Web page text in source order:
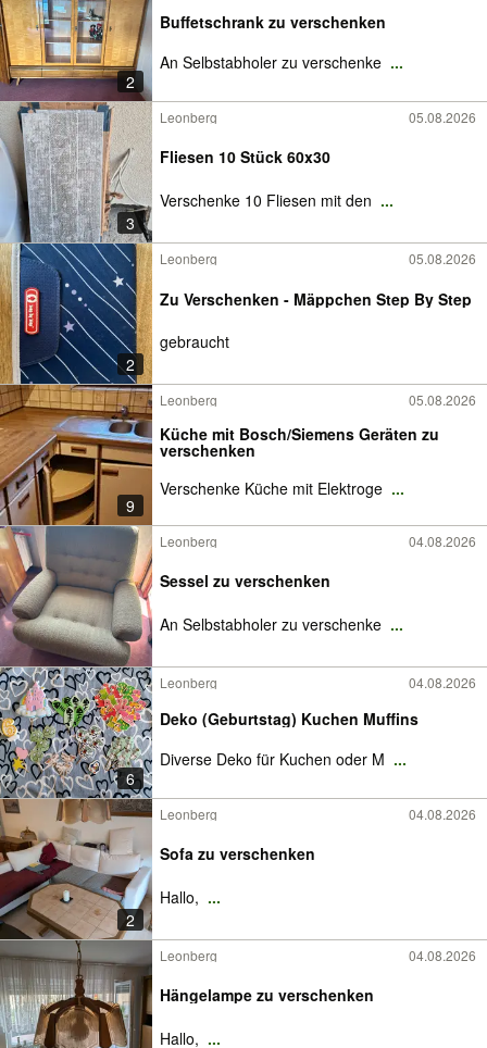
2
Buffetschrank zu verschenken
An Selbstabholer zu verschenke ...
3
Leonberg 05.08.2026
Fliesen 10 Stück 60x30
Verschenke 10 Fliesen mit den ...
2
Leonberg 05.08.2026
Zu Verschenken - Mäppchen Step By Step
gebraucht
9
Leonberg 05.08.2026
Küche mit Bosch/Siemens Geräten zu
verschenken
Verschenke Küche mit Elektroge ...
Leonberg 04.08.2026
Sessel zu verschenken
An Selbstabholer zu verschenke ...
6
Leonberg 04.08.2026
Deko (Geburtstag) Kuchen Muffins
Diverse Deko für Kuchen oder M ...
2
Leonberg 04.08.2026
Sofa zu verschenken
Hallo, ...
Leonberg 04.08.2026
Hängelampe zu verschenken
Hallo, ...